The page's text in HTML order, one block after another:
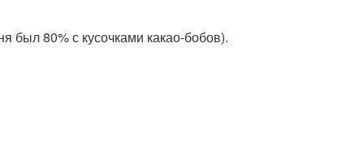
был 80% с кусочками какао-бобов).